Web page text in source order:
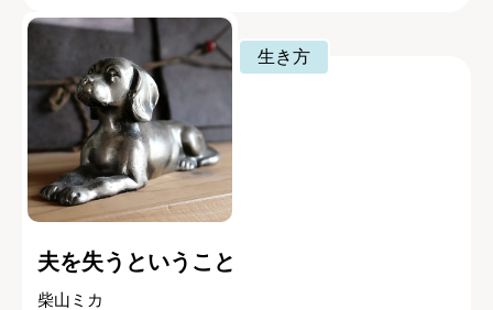
生き方
夫を失うということ
柴山ミカ